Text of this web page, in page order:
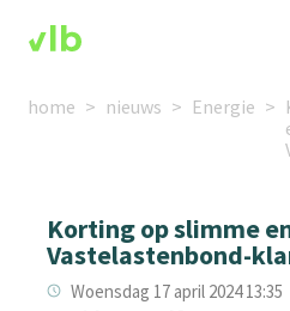
home nieuws Energie
Korting op slimme
Vastelastenbond-
Woensdag 17 april 2024 13:35